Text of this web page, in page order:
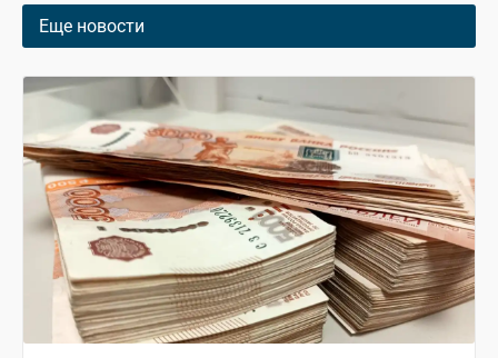
Еще новости